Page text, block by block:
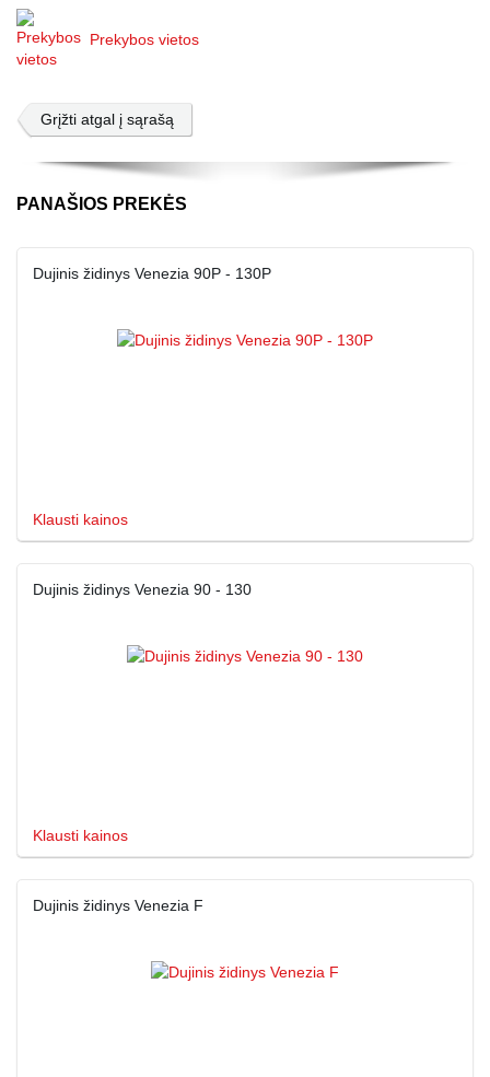
Prekybos vietos
Grįžti atgal į sąrašą
PANAŠIOS PREKĖS
Dujinis židinys Venezia 90P - 130P
Klausti kainos
Dujinis židinys Venezia 90 - 130
Klausti kainos
Dujinis židinys Venezia F